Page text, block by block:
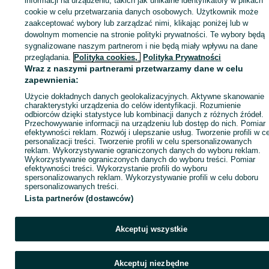
KATEGORIA
ID:896531379 Wyświetlenia:
Zadzwoń / SMS
cookie w celu przetwarzania danych osobowych. Użytkownik może
zaakceptować wybory lub zarządzać nimi, klikając poniżej lub w
dowolnym momencie na stronie polityki prywatności. Te wybory będą
sygnalizowane naszym partnerom i nie będą miały wpływu na dane
przeglądania. Polityka cookies, Polityka Prywatności
Wraz z naszymi partnerami przetwarzamy dane w celu
zapewnienia:
Użycie dokładnych danych geolokalizacyjnych. Aktywne skanowanie
charakterystyki urządzenia do celów identyfikacji. Rozumienie
odbiorców dzięki statystyce lub kombinacji danych z różnych źródeł.
Przechowywanie informacji na urządzeniu lub dostęp do nich. Pomiar
efektywności reklam. Rozwój i ulepszanie usług. Tworzenie profili w
personalizacji treści. Tworzenie profili w celu spersonalizowanych
reklam. Wykorzystywanie ograniczonych danych do wyboru reklam.
Wykorzystywanie ograniczonych danych do wyboru treści. Pomiar
efektywności treści. Wykorzystanie profili do wyboru
spersonalizowanych reklam. Wykorzystywanie profili w celu doboru
spersonalizowanych treści.
Lista partnerów (dostawców)
Akceptuj wszystkie
Akceptuj niezbędne